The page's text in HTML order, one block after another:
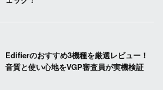
Edifierのおすすめ3機種を厳選レビュー！
音質と使い心地をVGP審査員が実機検証